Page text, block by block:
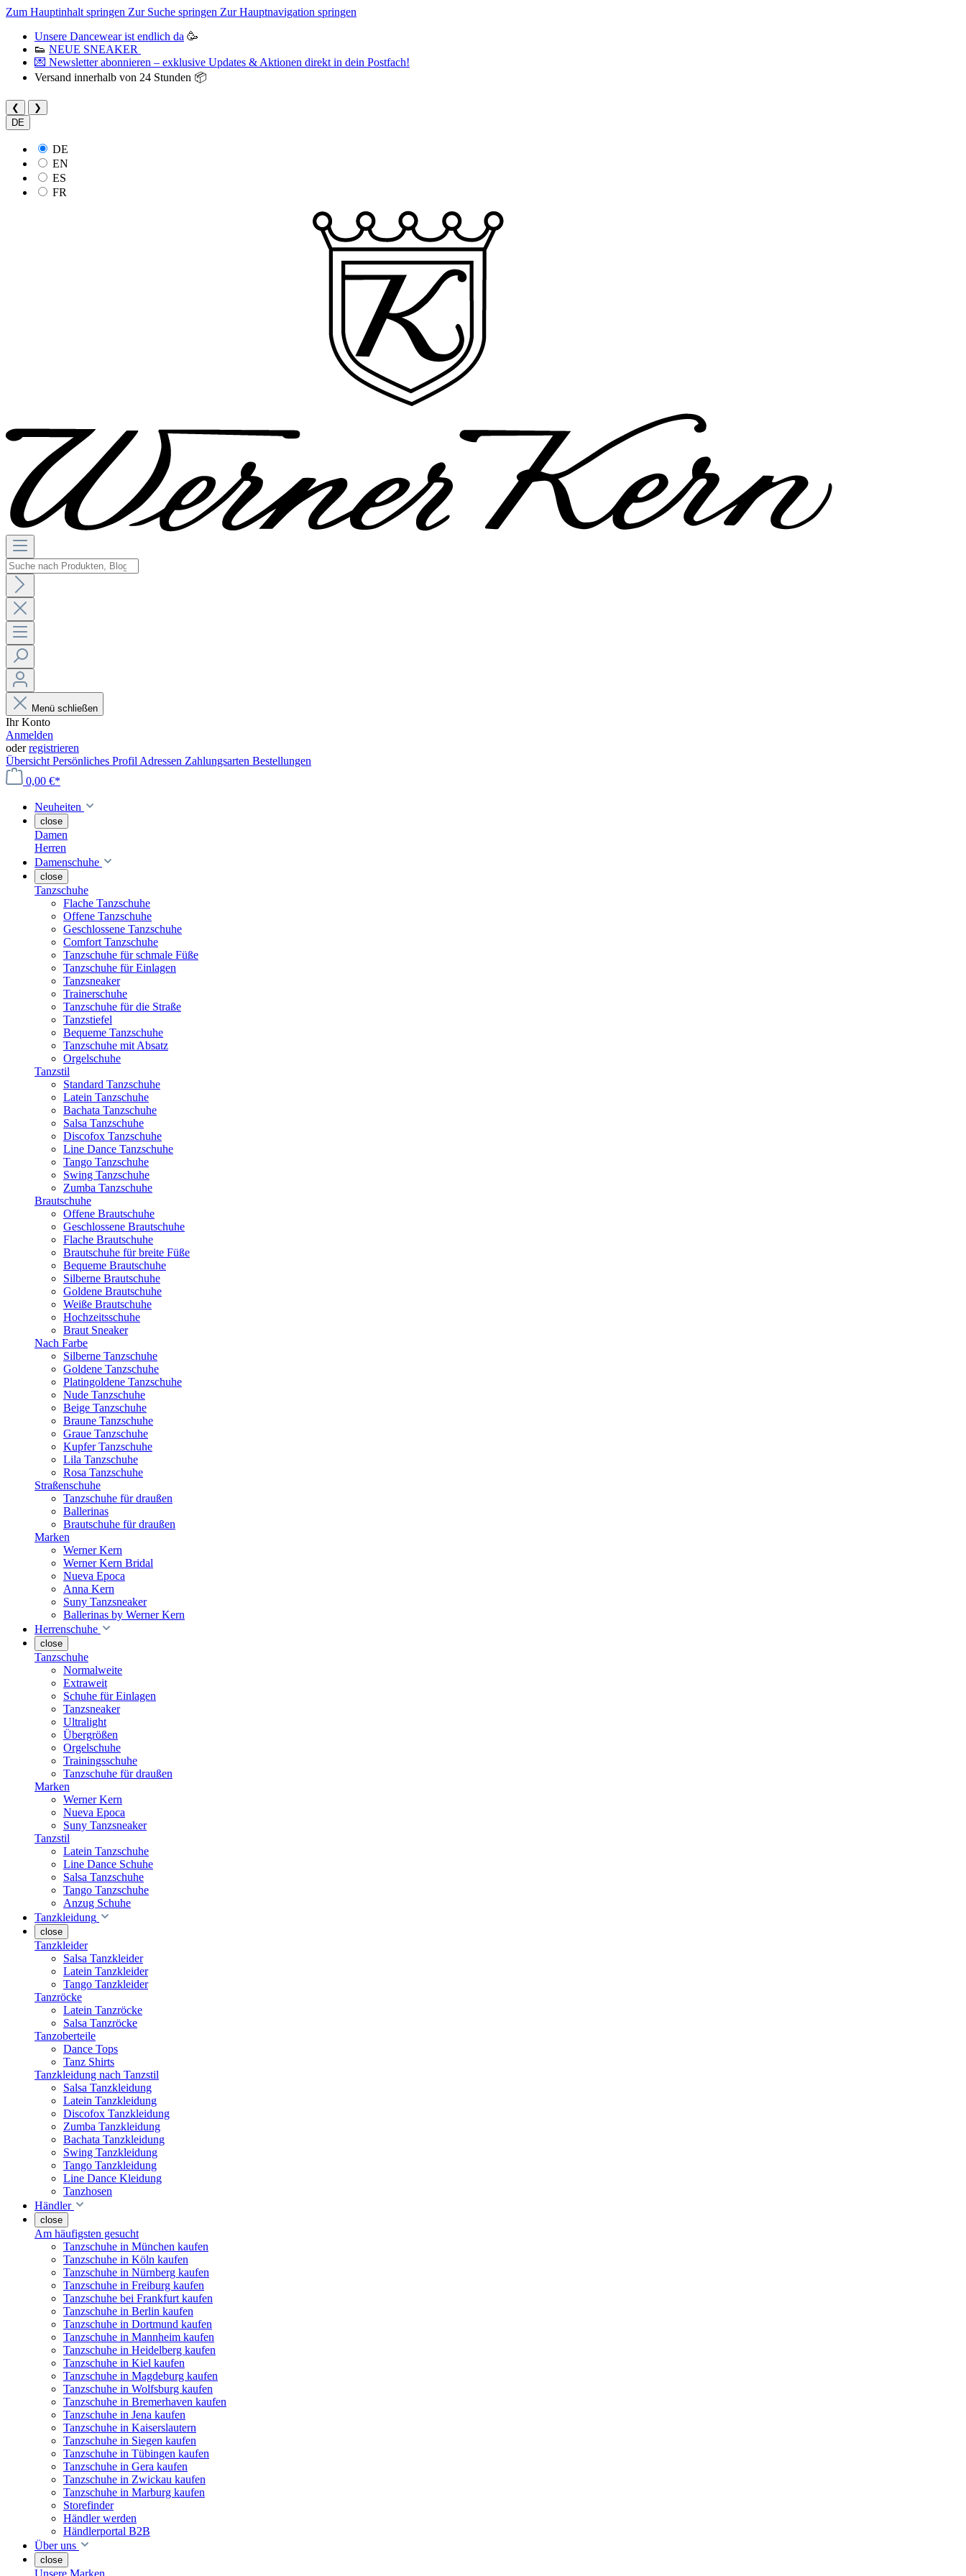
Zum Hauptinhalt springen Zur Suche springen Zur Hauptnavigation springen
Unsere Dancewear ist endlich da 🥳
👟 NEUE SNEAKER
💌 Newsletter abonnieren – exklusive Updates & Aktionen direkt in dein Postfach!
Versand innerhalb von 24 Stunden 📦
❮
❯
DE
DE
EN
ES
FR
Menü schließen
Ihr Konto
Anmelden
oderregistrieren
Übersicht Persönliches Profil Adressen Zahlungsarten Bestellungen
0,00 €*
Neuheiten
close
Damen
Herren
Damenschuhe
close
Tanzschuhe
Flache Tanzschuhe
Offene Tanzschuhe
Geschlossene Tanzschuhe
Comfort Tanzschuhe
Tanzschuhe für schmale Füße
Tanzschuhe für Einlagen
Tanzsneaker
Trainerschuhe
Tanzschuhe für die Straße
Tanzstiefel
Bequeme Tanzschuhe
Tanzschuhe mit Absatz
Orgelschuhe
Tanzstil
Standard Tanzschuhe
Latein Tanzschuhe
Bachata Tanzschuhe
Salsa Tanzschuhe
Discofox Tanzschuhe
Line Dance Tanzschuhe
Tango Tanzschuhe
Swing Tanzschuhe
Zumba Tanzschuhe
Brautschuhe
Offene Brautschuhe
Geschlossene Brautschuhe
Flache Brautschuhe
Brautschuhe für breite Füße
Bequeme Brautschuhe
Silberne Brautschuhe
Goldene Brautschuhe
Weiße Brautschuhe
Hochzeitsschuhe
Braut Sneaker
Nach Farbe
Silberne Tanzschuhe
Goldene Tanzschuhe
Platingoldene Tanzschuhe
Nude Tanzschuhe
Beige Tanzschuhe
Braune Tanzschuhe
Graue Tanzschuhe
Kupfer Tanzschuhe
Lila Tanzschuhe
Rosa Tanzschuhe
Straßenschuhe
Tanzschuhe für draußen
Ballerinas
Brautschuhe für draußen
Marken
Werner Kern
Werner Kern Bridal
Nueva Epoca
Anna Kern
Suny Tanzsneaker
Ballerinas by Werner Kern
Herrenschuhe
close
Tanzschuhe
Normalweite
Extraweit
Schuhe für Einlagen
Tanzsneaker
Ultralight
Übergrößen
Orgelschuhe
Trainingsschuhe
Tanzschuhe für draußen
Marken
Werner Kern
Nueva Epoca
Suny Tanzsneaker
Tanzstil
Latein Tanzschuhe
Line Dance Schuhe
Salsa Tanzschuhe
Tango Tanzschuhe
Anzug Schuhe
Tanzkleidung
close
Tanzkleider
Salsa Tanzkleider
Latein Tanzkleider
Tango Tanzkleider
Tanzröcke
Latein Tanzröcke
Salsa Tanzröcke
Tanzoberteile
Dance Tops
Tanz Shirts
Tanzkleidung nach Tanzstil
Salsa Tanzkleidung
Latein Tanzkleidung
Discofox Tanzkleidung
Zumba Tanzkleidung
Bachata Tanzkleidung
Swing Tanzkleidung
Tango Tanzkleidung
Line Dance Kleidung
Tanzhosen
Händler
close
Am häufigsten gesucht
Tanzschuhe in München kaufen
Tanzschuhe in Köln kaufen
Tanzschuhe in Nürnberg kaufen
Tanzschuhe in Freiburg kaufen
Tanzschuhe bei Frankfurt kaufen
Tanzschuhe in Berlin kaufen
Tanzschuhe in Dortmund kaufen
Tanzschuhe in Mannheim kaufen
Tanzschuhe in Heidelberg kaufen
Tanzschuhe in Kiel kaufen
Tanzschuhe in Magdeburg kaufen
Tanzschuhe in Wolfsburg kaufen
Tanzschuhe in Bremerhaven kaufen
Tanzschuhe in Jena kaufen
Tanzschuhe in Kaiserslautern
Tanzschuhe in Siegen kaufen
Tanzschuhe in Tübingen kaufen
Tanzschuhe in Gera kaufen
Tanzschuhe in Zwickau kaufen
Tanzschuhe in Marburg kaufen
Storefinder
Händler werden
Händlerportal B2B
Über uns
close
Unsere Marken